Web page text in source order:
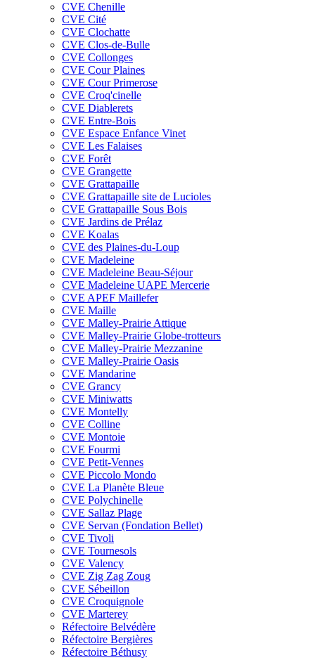
CVE Chenille
CVE Cité
CVE Clochatte
CVE Clos-de-Bulle
CVE Collonges
CVE Cour Plaines
CVE Cour Primerose
CVE Croq'cinelle
CVE Diablerets
CVE Entre-Bois
CVE Espace Enfance Vinet
CVE Les Falaises
CVE Forêt
CVE Grangette
CVE Grattapaille
CVE Grattapaille site de Lucioles
CVE Grattapaille Sous Bois
CVE Jardins de Prélaz
CVE Koalas
CVE des Plaines-du-Loup
CVE Madeleine
CVE Madeleine Beau-Séjour
CVE Madeleine UAPE Mercerie
CVE APEF Maillefer
CVE Maille
CVE Malley-Prairie Attique
CVE Malley-Prairie Globe-trotteurs
CVE Malley-Prairie Mezzanine
CVE Malley-Prairie Oasis
CVE Mandarine
CVE Grancy
CVE Miniwatts
CVE Montelly
CVE Colline
CVE Montoie
CVE Fourmi
CVE Petit-Vennes
CVE Piccolo Mondo
CVE La Planète Bleue
CVE Polychinelle
CVE Sallaz Plage
CVE Servan (Fondation Bellet)
CVE Tivoli
CVE Tournesols
CVE Valency
CVE Zig Zag Zoug
CVE Sébeillon
CVE Croquignole
CVE Marterey
Réfectoire Belvédère
Réfectoire Bergières
Réfectoire Béthusy